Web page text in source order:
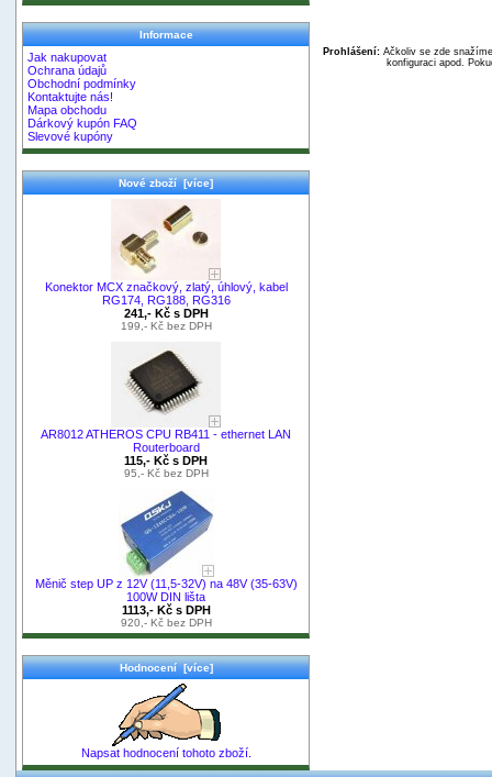
Informace
Jak nakupovat
Ochrana údajů
Obchodní podmínky
Kontaktujte nás!
Mapa obchodu
Dárkový kupón FAQ
Slevové kupóny
Nové zboží [více]
Konektor MCX značkový, zlatý, úhlový, kabel
RG174, RG188, RG316
241,- Kč s DPH
199,- Kč bez DPH
AR8012 ATHEROS CPU RB411 - ethernet LAN
Routerboard
115,- Kč s DPH
95,- Kč bez DPH
Měnič step UP z 12V (11,5-32V) na 48V (35-63V)
100W DIN lišta
1113,- Kč s DPH
920,- Kč bez DPH
Hodnocení [více]
Napsat hodnocení tohoto zboží.
Prohlášení:Ačkoliv se zde
konfiguraci apod.